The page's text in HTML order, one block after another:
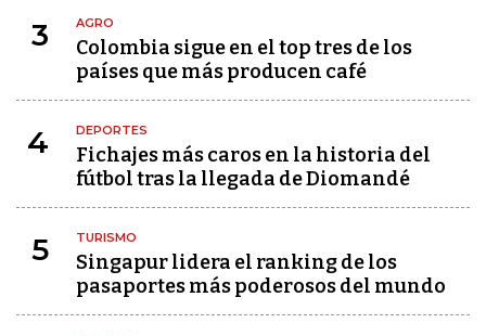
3 AGRO
Colombia sigue en el top tres de los
países que más producen café
4 DEPORTES
Fichajes más caros en la historia del
fútbol tras la llegada de Diomandé
5 TURISMO
Singapur lidera el ranking de los
pasaportes más poderosos del mundo